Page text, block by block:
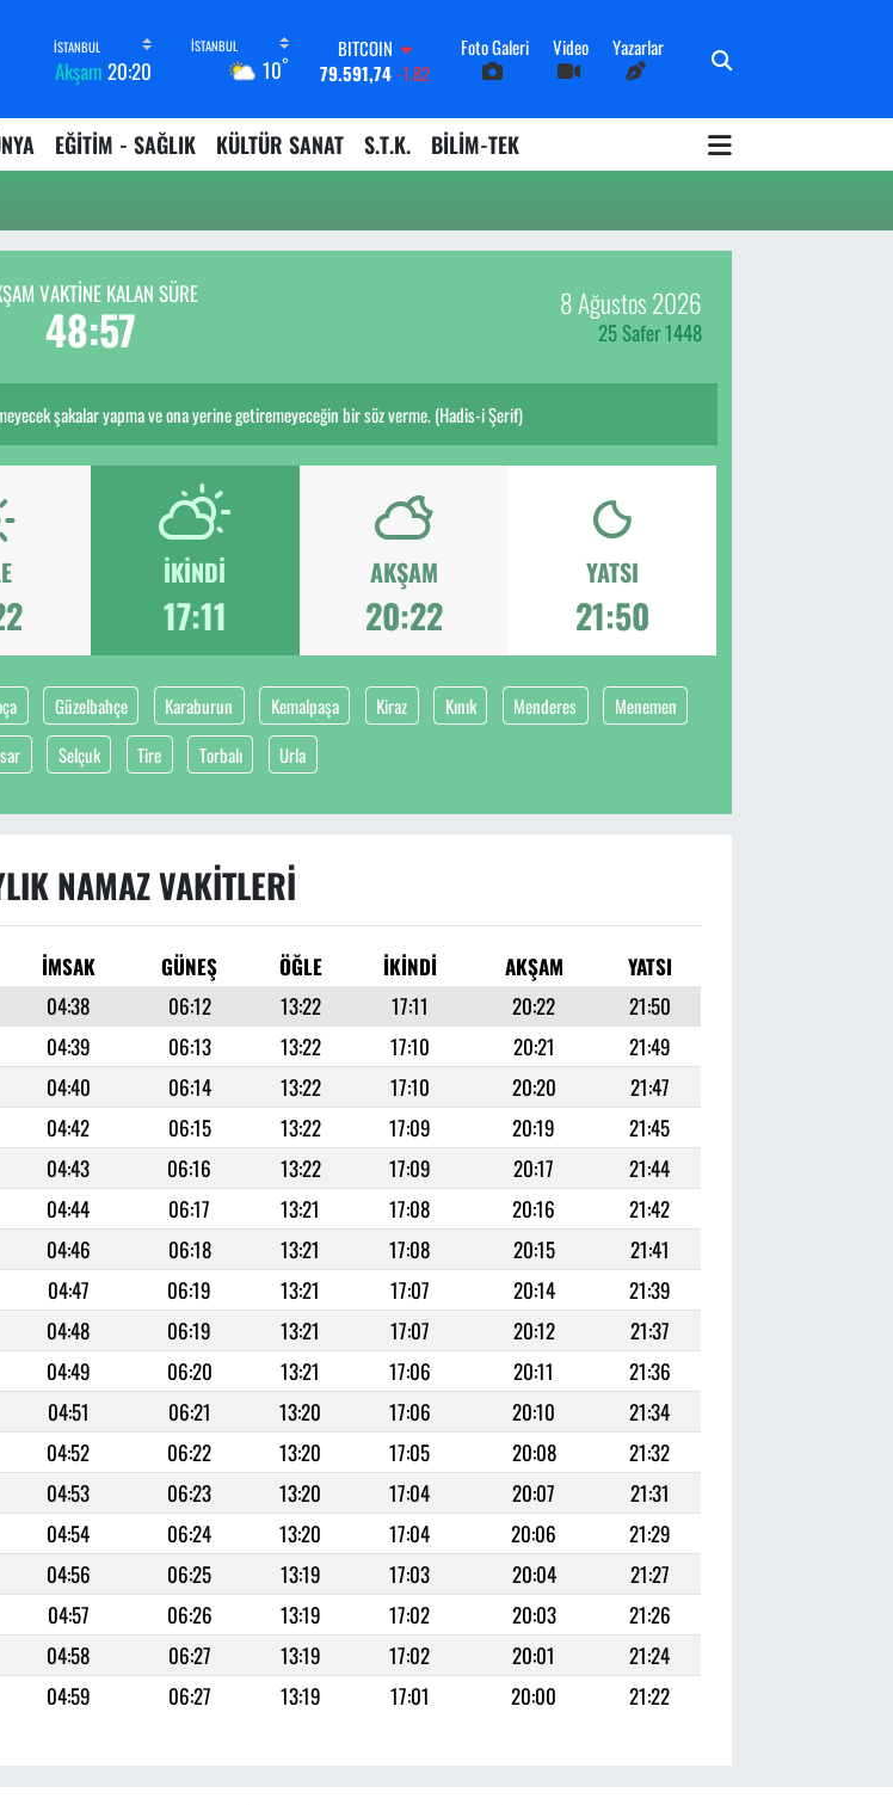
Akşam 20:20 10°
BITCOIN
79.591,74-1.82
45,436200.02
EURO
53,386900.19
G.ALTIN
Foto Galeri Video Yazarlar
EĞİTİM - SAĞLIK KÜLTÜR SANAT S.T.K. BİLİM-TEK
VAKTİNE KALAN SÜRE
48:57 8 Ağustos 2026
25 Safer 1448
şakalar yapma ve ona yerine getiremeyeceğin bir söz verme. (Hadis-i Şerif)
İKINDI
17:11
AKŞAM
20:22
YATSI
21:50
Güzelbahçe Karaburun Kemalpaşa Kiraz Kınık Menderes
Menemen
Selçuk Tire Torbalı Urla
NAMAZ VAKITLERI
İMSAK GÜNEŞ ÖĞLE İKINDI AKŞAM
YATSI
04:38 06:12 13:22 17:11 20:22
21:50
04:39 06:13 13:22 17:10 20:21
21:49
04:40 06:14 13:22 17:10 20:20
21:47
04:42 06:15 13:22 17:09 20:19
21:45
04:43 06:16 13:22 17:09 20:17
21:44
04:44 06:17 13:21 17:08 20:16
21:42
04:46 06:18 13:21 17:08 20:15
21:41
04:47 06:19 13:21 17:07 20:14
21:39
04:48 06:19 13:21 17:07 20:12
21:37
04:49 06:20 13:21 17:06 20:11
21:36
04:51 06:21 13:20 17:06 20:10
21:34
04:52 06:22 13:20 17:05 20:08
21:32
04:53 06:23 13:20 17:04 20:07
21:31
04:54 06:24 13:20 17:04 20:06
21:29
04:56 06:25 13:19 17:03 20:04
21:27
04:57 06:26 13:19 17:02 20:03
21:26
04:58 06:27 13:19 17:02 20:01
21:24
04:59 06:27 13:19 17:01 20:00 21:22